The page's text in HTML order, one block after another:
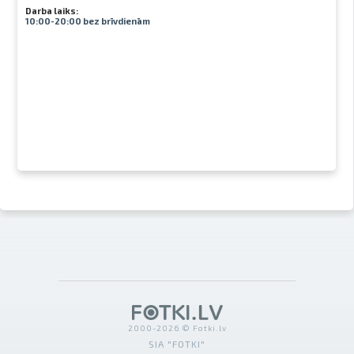
Darba laiks:
10:00-20:00 bez brīvdienām
2000-2026 © Fotki.lv
SIA "FOTKI"